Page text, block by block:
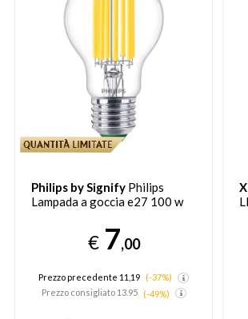
Philips by Signify Philips
Lampada a goccia e27 100 w
€ 7,00
Prezzo precedente 11,19
(-37%)
Prezzo consigliato13.95 (-49%)